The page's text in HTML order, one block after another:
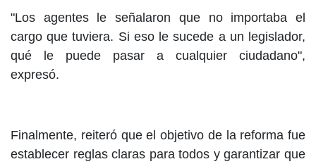
"Los agentes le señalaron que no importaba el
cargo que tuviera. Si eso le sucede a un legislador,
qué le puede pasar a cualquier ciudadano",
expresó.
Finalmente, reiteró que el objetivo de la reforma fue
establecer reglas claras para todos y garantizar que